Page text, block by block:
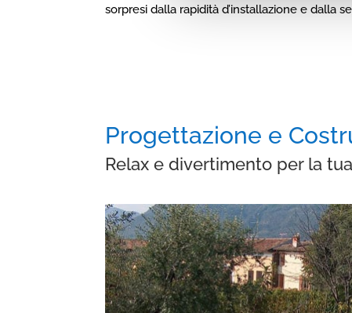
sorpresi dalla rapidità d’installazione e dalla
Progettazione e
Relax e divertimento per la